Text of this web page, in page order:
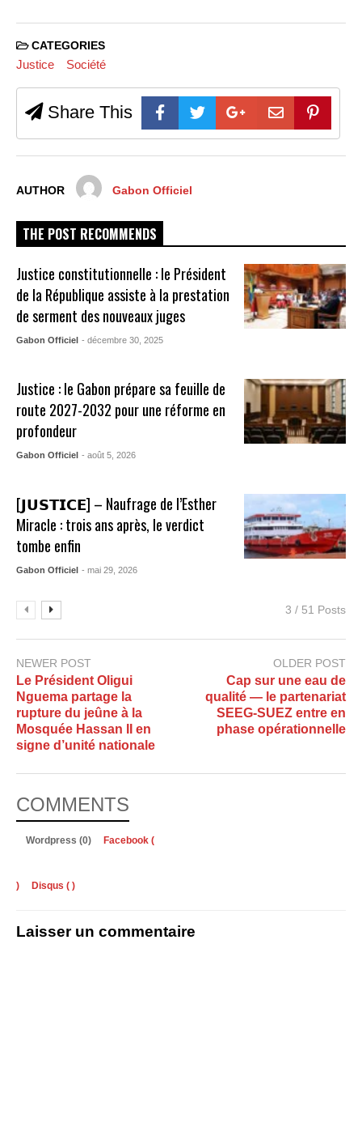
CATEGORIES
Justice Société
Share This
AUTHOR Gabon Officiel
THE POST RECOMMENDS
Justice constitutionnelle : le Président
de la République assiste à la prestation
de serment des nouveaux juges
Gabon Officiel - décembre 30, 2025
Justice : le Gabon prépare sa feuille de
route 2027-2032 pour une réforme en
profondeur
Gabon Officiel - août 5, 2026
[𝗝𝗨𝗦𝗧𝗜𝗖𝗘] – Naufrage de l’Esther
Miracle : trois ans après, le verdict
tombe enfin
Gabon Officiel - mai 29, 2026
3 / 51 Posts
NEWER POST
Le Président Oligui
Nguema partage la
rupture du jeûne à la
Mosquée Hassan II en
signe d’unité nationale
OLDER POST
Cap sur une eau de
qualité — le partenariat
SEEG‑SUEZ entre en
phase opérationnelle
COMMENTS
Wordpress (0) Facebook (
) Disqus ( )
Laisser un commentaire